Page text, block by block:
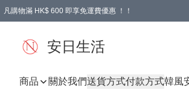
凡購物滿 HK$ 600 即享免運費優惠 ！！
安日生活
商品 關於我們送貨方式付款方式韓風